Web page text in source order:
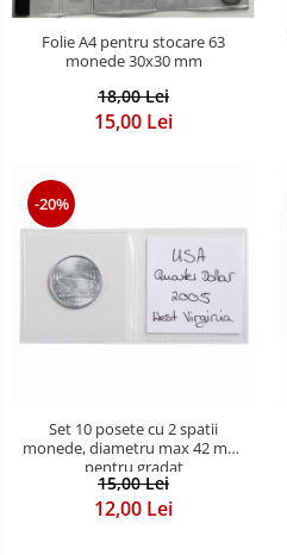
Monede America
Monede Asia
Monede Australia si Oceania
Monede Euro, Eurocenti
Bancnote Asia
Bancnote Australia si Oceania
Bancnote Europa
Folie A4 pentru stocare 63
monede 30x30 mm
18,00 Lei
15,00 Lei
-20%
Set 10 posete cu 2 spatii
monede, diametru max 42 mm,
pentru gradat
15,00 Lei
12,00 Lei